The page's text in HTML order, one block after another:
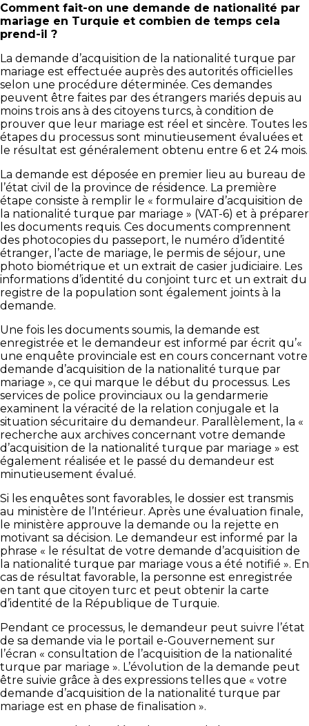
Comment fait-on une demande de nationalité par
mariage en Turquie et combien de temps cela
prend-il ?
La demande d’acquisition de la nationalité turque par
mariage est effectuée auprès des autorités officielles
selon une procédure déterminée. Ces demandes
peuvent être faites par des étrangers mariés depuis au
moins trois ans à des citoyens turcs, à condition de
prouver que leur mariage est réel et sincère. Toutes les
étapes du processus sont minutieusement évaluées et
le résultat est généralement obtenu entre 6 et 24 mois.
La demande est déposée en premier lieu au bureau de
l’état civil de la province de résidence. La première
étape consiste à remplir le « formulaire d’acquisition de
la nationalité turque par mariage » (VAT-6) et à préparer
les documents requis. Ces documents comprennent
des photocopies du passeport, le numéro d’identité
étranger, l’acte de mariage, le permis de séjour, une
photo biométrique et un extrait de casier judiciaire. Les
informations d’identité du conjoint turc et un extrait du
registre de la population sont également joints à la
demande.
Une fois les documents soumis, la demande est
enregistrée et le demandeur est informé par écrit qu’«
une enquête provinciale est en cours concernant votre
demande d’acquisition de la nationalité turque par
mariage », ce qui marque le début du processus. Les
services de police provinciaux ou la gendarmerie
examinent la véracité de la relation conjugale et la
situation sécuritaire du demandeur. Parallèlement, la «
recherche aux archives concernant votre demande
d’acquisition de la nationalité turque par mariage » est
également réalisée et le passé du demandeur est
minutieusement évalué.
Si les enquêtes sont favorables, le dossier est transmis
au ministère de l’Intérieur. Après une évaluation finale,
le ministère approuve la demande ou la rejette en
motivant sa décision. Le demandeur est informé par la
phrase « le résultat de votre demande d’acquisition de
la nationalité turque par mariage vous a été notifié ». En
cas de résultat favorable, la personne est enregistrée
en tant que citoyen turc et peut obtenir la carte
d’identité de la République de Turquie.
Pendant ce processus, le demandeur peut suivre l’état
de sa demande via le portail e-Gouvernement sur
l’écran « consultation de l’acquisition de la nationalité
turque par mariage ». L’évolution de la demande peut
être suivie grâce à des expressions telles que « votre
demande d’acquisition de la nationalité turque par
mariage est en phase de finalisation ».